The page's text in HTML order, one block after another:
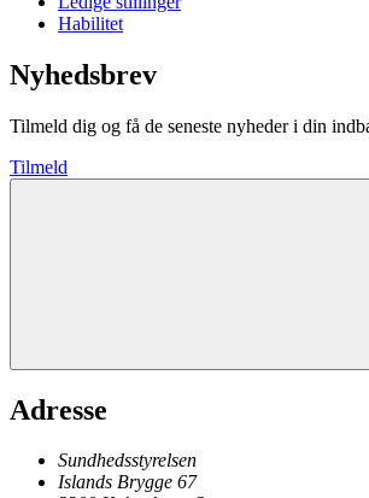
Habilitet
Nyhedsbrev
Tilmeld dig og få de seneste nyheder i din
Tilmeld
Adresse
Sundhedsstyrelsen
Islands Brygge 67